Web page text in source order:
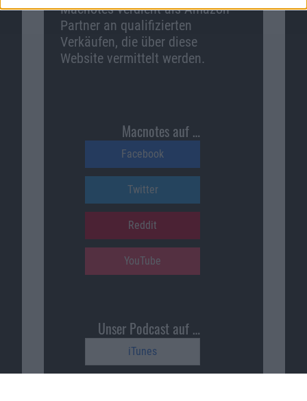
Macnotes verdient als Amazon-
Partner an qualifizierten
Verkäufen, die über diese
Website vermittelt werden.
Macnotes auf …
Facebook
Twitter
Reddit
YouTube
Unser Podcast auf …
iTunes